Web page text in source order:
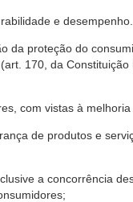
e desempenho.
da proteção do
170, da
com vistas à
de produtos e
a concorrência